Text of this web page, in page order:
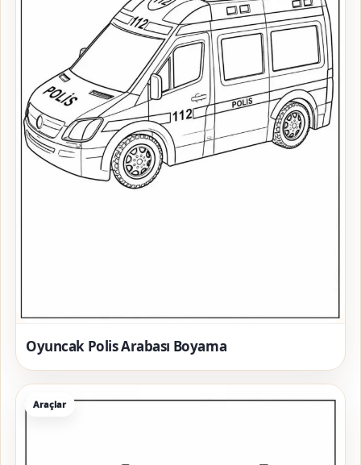
Oyuncak Polis Arabası Boyama
Araçlar